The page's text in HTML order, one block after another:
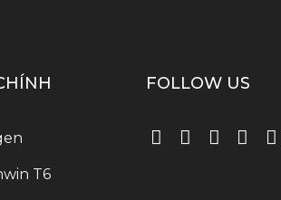
T6
FOLLOW US